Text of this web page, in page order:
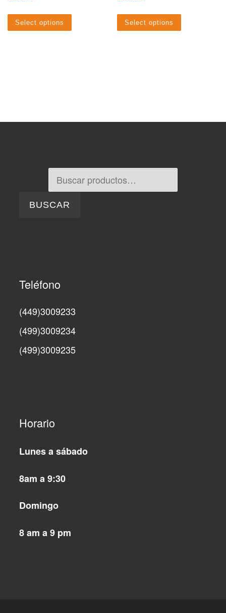
Select options Select options
BUSCAR
Teléfono
(449)3009233
(499)3009234
(499)3009235
Horario
Lunes a sábado
8am a 9:30
Domingo
8 am a 9 pm